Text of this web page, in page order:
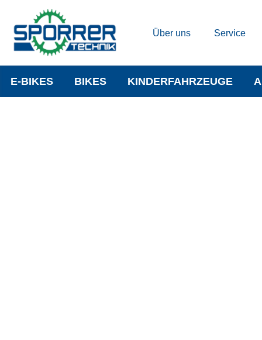
Über uns Service
E-BIKES BIKES KINDERFAHRZEUGE